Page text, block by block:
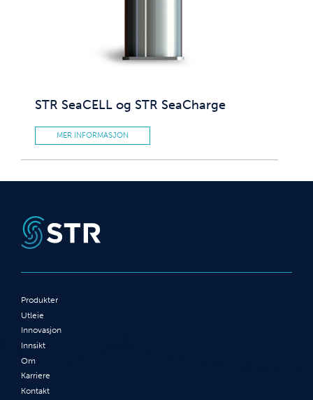
STR SeaCELL og STR SeaCharge
MER INFORMASJON
Produkter
Utleie
Innovasjon
Innsikt
Om
Karriere
Kontakt